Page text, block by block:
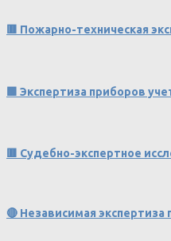
🟥 Пожарно-техническая
🟩 Экспертиза приборов
🟥 Судебно-экспертное
🔴 Независимая